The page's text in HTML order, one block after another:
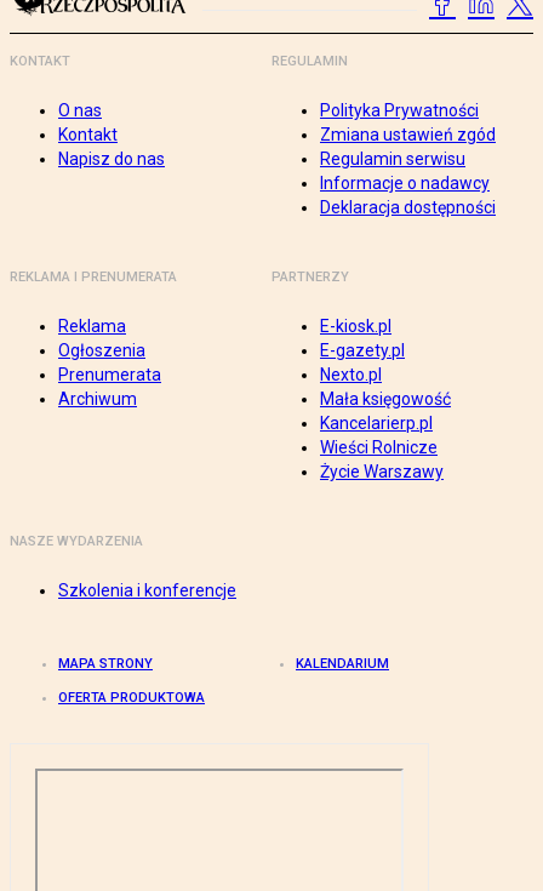
KONTAKT
O nas
Kontakt
Napisz do nas
REGULAMIN
Polityka Prywatności
Zmiana ustawień zgód
Regulamin serwisu
Informacje o nadawcy
Deklaracja dostępności
REKLAMA I PRENUMERATA
Reklama
Ogłoszenia
Prenumerata
Archiwum
PARTNERZY
E-kiosk.pl
E-gazety.pl
Nexto.pl
Mała księgowość
Kancelarierp.pl
Wieści Rolnicze
Życie Warszawy
NASZE WYDARZENIA
Szkolenia i konferencje
MAPA STRONY KALENDARIUM
OFERTA PRODUKTOWA